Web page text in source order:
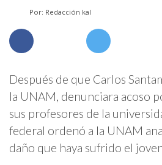
Por: Redacción kal
Después de que Carlos
la UNAM, denunciara acoso
sus profesores de la
federal ordenó a la UNAM
daño que haya sufrido el